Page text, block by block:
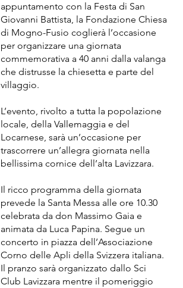
appuntamento con la Festa di San
Giovanni Battista, la Fondazione Chiesa
di Mogno-Fusio coglierà l’occasione
per organizzare una giornata
commemorativa a 40 anni dalla valanga
che distrusse la chiesetta e parte del
villaggio.
L’evento, rivolto a tutta la popolazione
locale, della Vallemaggia e del
Locarnese, sarà un’occasione per
trascorrere un’allegra giornata nella
bellissima cornice dell’alta Lavizzara.
Il ricco programma della giornata
prevede la Santa Messa alle ore 10.30
celebrata da don Massimo Gaia e
animata da Luca Papina. Segue un
concerto in piazza dell’Associazione
Corno delle Apli della Svizzera italiana.
Il pranzo sarà organizzato dallo Sci
Club Lavizzara mentre il pomeriggio